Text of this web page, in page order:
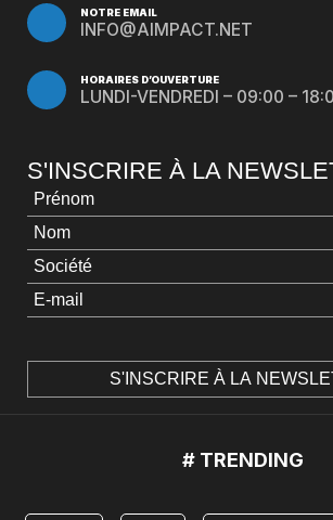
NOTRE EMAIL
INFO@AIMPACT.NET
HORAIRES D’OUVERTURE
LUNDI-VENDREDI – 09:00 –
S'INSCRIRE À LA
# TRENDING